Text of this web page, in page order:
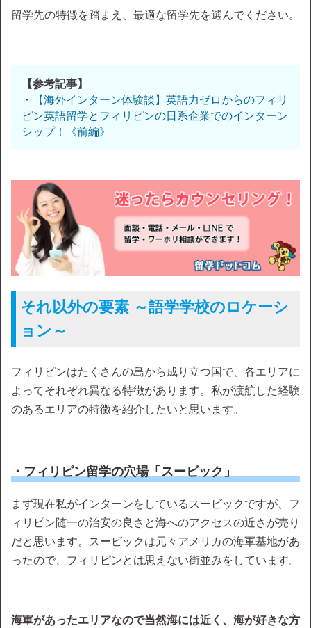
留学先の特徴を踏まえ、最適な留学先を選んでください。
【参考記事】
・【海外インターン体験談】英語力ゼロからのフィリ
ピン英語留学とフィリピンの日系企業でのインターン
シップ！《前編》
それ以外の要素 ～語学学校のロケーシ
ョン～
フィリピンはたくさんの島から成り立つ国で、各エリアに
よってそれぞれ異なる特徴があります。私が渡航した経験
のあるエリアの特徴を紹介したいと思います。
・フィリピン留学の穴場「スービック」
まず現在私がインターンをしているスービックですが、フ
ィリピン随一の治安の良さと海へのアクセスの近さが売り
だと思います。スービックは元々アメリカの海軍基地があ
ったので、フィリピンとは思えない街並みをしています。
海軍があったエリアなので当然海には近く、海が好きな方